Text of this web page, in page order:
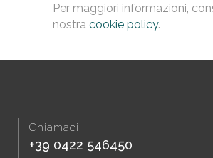
Per maggiori informazioni,
nostra cookie policy.
Chiamaci
+39 0422 546450